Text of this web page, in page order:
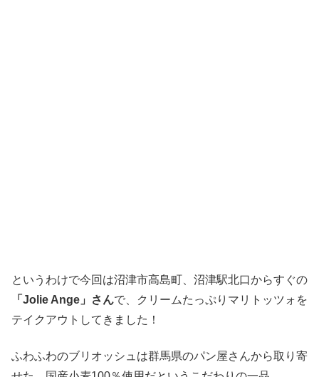
というわけで今回は沼津市高島町、沼津駅北口からすぐの
「Jolie Ange」さんで、クリームたっぷりマリトッツォを
テイクアウトしてきました！
ふわふわのブリオッシュは群馬県のパン屋さんから取り寄